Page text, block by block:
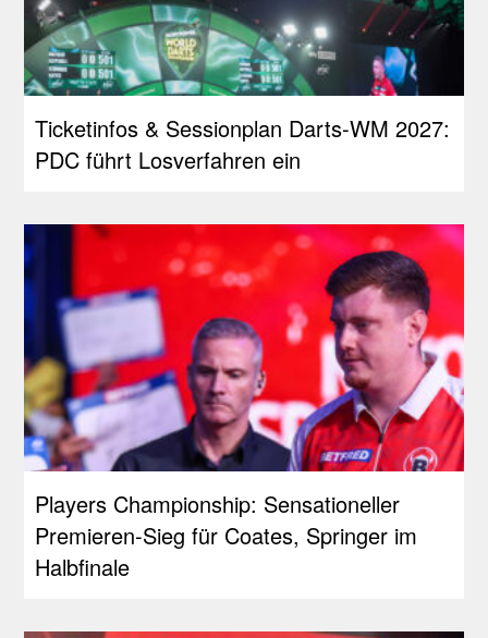
Ticketinfos & Sessionplan Darts-WM 2027:
PDC führt Losverfahren ein
Players Championship: Sensationeller
Premieren-Sieg für Coates, Springer im
Halbfinale